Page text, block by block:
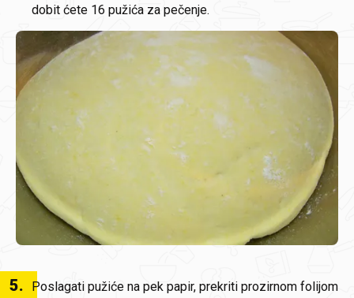
dobit ćete 16 pužića za pečenje.
5.
Poslagati pužiće na pek papir, prekriti prozirnom folijom